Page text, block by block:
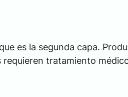
es la segunda capa.
requieren tratamiento